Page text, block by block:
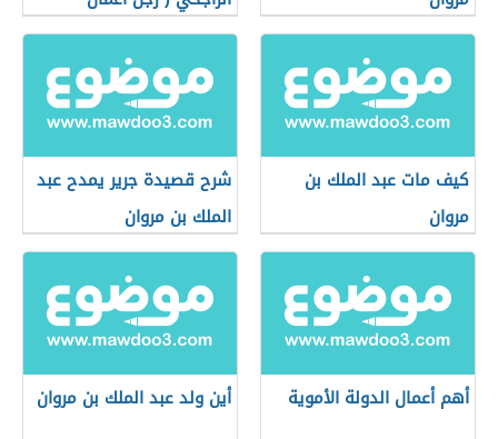
سعودي)
كيف مات عبد الملك بن
مروان
شرح قصيدة جرير يمدح عبد
الملك بن مروان
أهم أعمال الدولة الأموية أين ولد عبد الملك بن مروان